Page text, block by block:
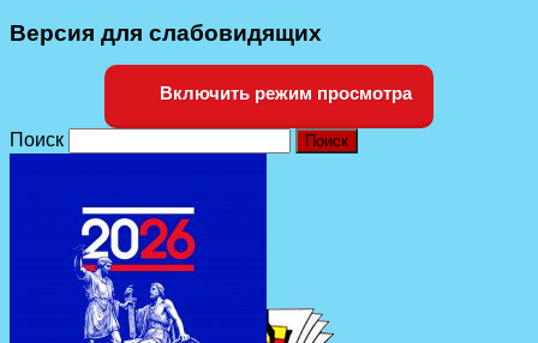
Версия для слабовидящих
Включить режим просмотра
Поиск